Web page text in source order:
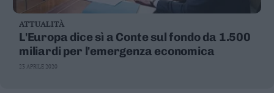
ATTUALITÀ
L'Europa dice sì a Conte sul fondo da 1.500
miliardi per l'emergenza economica
23 APRILE 2020